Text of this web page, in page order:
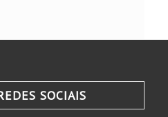
SOCIAIS